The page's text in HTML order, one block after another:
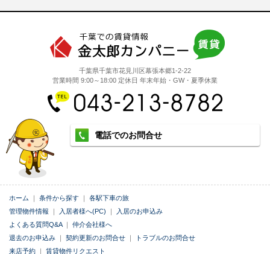
千葉県千葉市花見川区幕張本郷1-2-22
営業時間 9:00～18:00 定休日 年末年始・GW・夏季休業
電話でのお問合せ
ホーム ｜ 条件から探す ｜ 各駅下車の旅
管理物件情報 ｜ 入居者様へ(PC) ｜
入居のお申込み
よくある質問Q&A｜ 仲介会社様へ
退去のお申込み ｜ 契約更新のお問合せ ｜
トラブルのお問合せ
来店予約 ｜ 賃貸物件リクエスト